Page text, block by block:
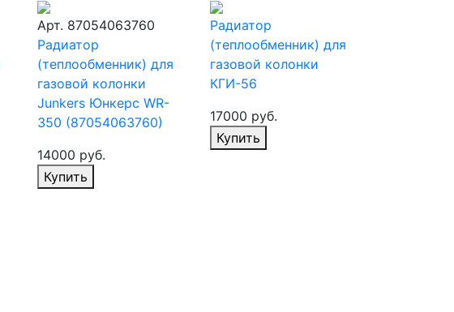
Арт. 87054063760
Радиатор
(теплообменник) для
газовой колонки
Junkers Юнкерс WR-
350 (87054063760)
14000 руб.
Купить
Радиатор
(теплообменник) для
газовой колонки
КГИ-56
17000 руб.
Купить